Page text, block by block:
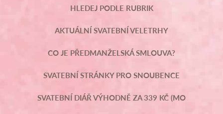
HLEDEJ PODLE RUBRIK
AKTUÁLNÍ SVATEBNÍ VELETRHY
CO JE PŘEDMANŽELSKÁ SMLOUVA?
SVATEBNÍ STRÁNKY PRO SNOUBENCE
SVATEBNÍ DIÁŘ VÝHODNĚ ZA 339 KČ (MO